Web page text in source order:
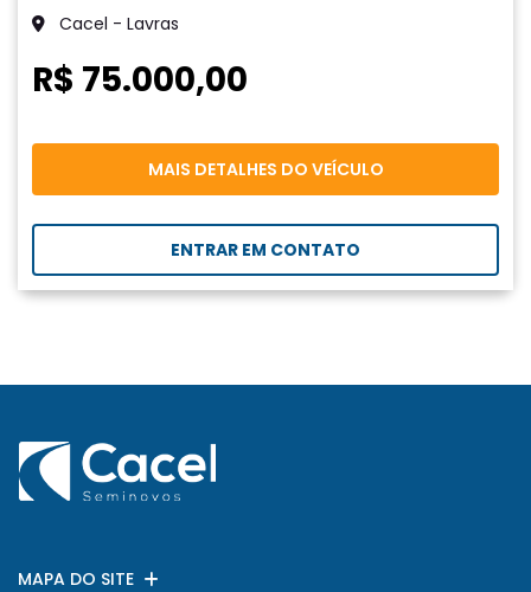
Cacel - Lavras
R$ 75.000,00
MAIS DETALHES DO VEÍCULO
ENTRAR EM CONTATO
MAPA DO SITE